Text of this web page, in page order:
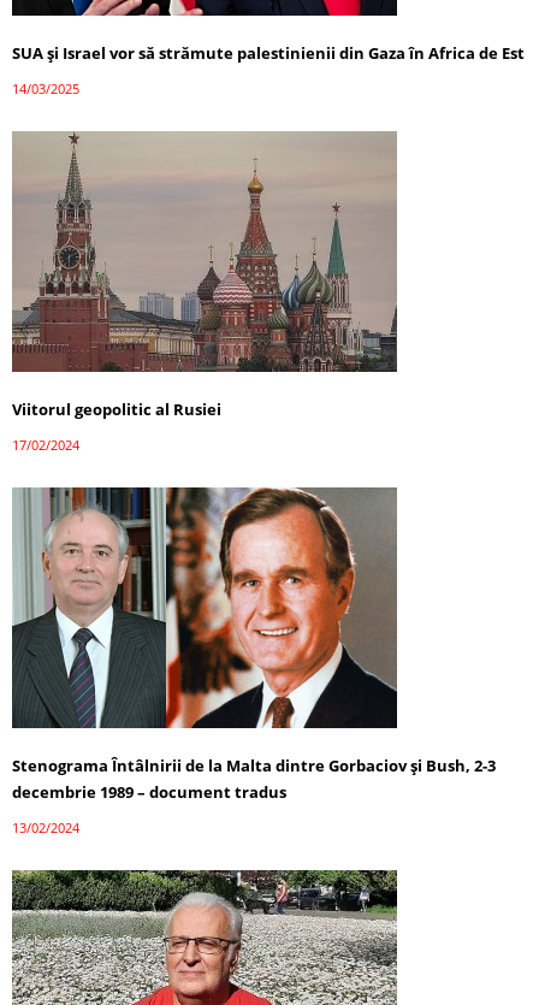
SUA și Israel vor să strămute palestinienii din Gaza în Africa de Est
14/03/2025
Viitorul geopolitic al Rusiei
17/02/2024
Stenograma Întâlnirii de la Malta dintre Gorbaciov și Bush, 2-3
decembrie 1989 – document tradus
13/02/2024